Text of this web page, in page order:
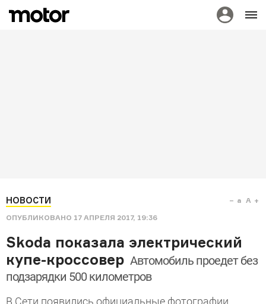
НОВОСТИ
ОПУБЛИКОВАНО 17 АПРЕЛЯ 2017, 19:36
a A
Skoda показала электрический
купе-кроссовер Автомобиль проедет без
подзарядки 500 километров
В Сети появились официальные фотографии